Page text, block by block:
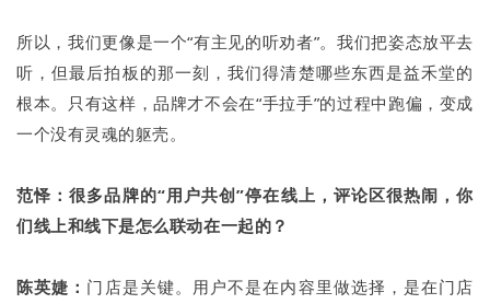
所以，我们更像是一个“有主见的听劝者”。我们把姿态放平去
听，但最后拍板的那一刻，我们得清楚哪些东西是益禾堂的
根本。只有这样，品牌才不会在“手拉手”的过程中跑偏，变成
一个没有灵魂的躯壳。
范怿：很多品牌的“用户共创”停在线上，评论区很热闹，你
们线上和线下是怎么联动在一起的？
陈英婕： 门店是关键。用户不是在内容里做选择，是在门店